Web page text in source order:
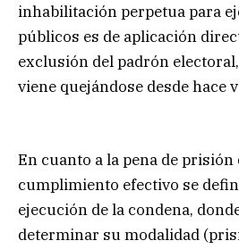
inhabilitación perpetua para
públicos es de aplicación
exclusión del padrón
viene quejándose desde hace
En cuanto a la pena de prisión
cumplimiento efectivo se
ejecución de la condena,
determinar su modalidad